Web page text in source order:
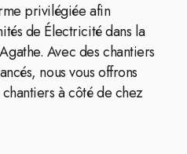
privilégiée afin
de Électricité dans la
Avec des chantiers
nous vous offrons
à côté de chez